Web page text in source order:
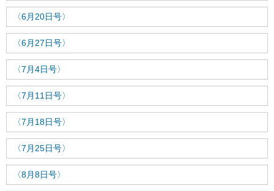
〈6月20日号〉
〈6月27日号〉
〈7月4日号〉
〈7月11日号〉
〈7月18日号〉
〈7月25日号〉
〈8月8日号〉